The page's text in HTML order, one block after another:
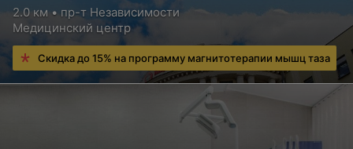
2.0 км • пр-т Независимости
Медицинский центр
Скидка до 15% на программу магнитотерапии мышц таза